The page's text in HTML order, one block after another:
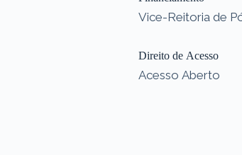
Vice-Reitoria de
Direito de Acesso
Acesso Aberto